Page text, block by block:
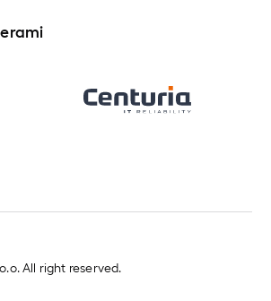
All right reserved.